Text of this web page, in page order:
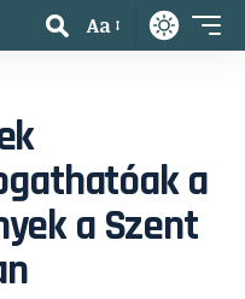
Aa
a
a Szent